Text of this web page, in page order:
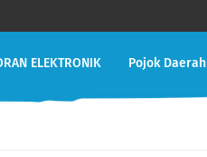
ELEKTRONIK Pojok Daerah